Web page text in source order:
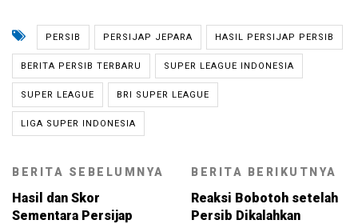
PERSIB PERSIJAP JEPARA HASIL PERSIJAP PERSIB
BERITA PERSIB TERBARU SUPER LEAGUE INDONESIA
SUPER LEAGUE BRI SUPER LEAGUE
LIGA SUPER INDONESIA
BERITA SEBELUMNYA
Hasil dan Skor
Sementara Persijap
BERITA BERIKUTNYA
Reaksi Bobotoh setelah
Persib Dikalahkan